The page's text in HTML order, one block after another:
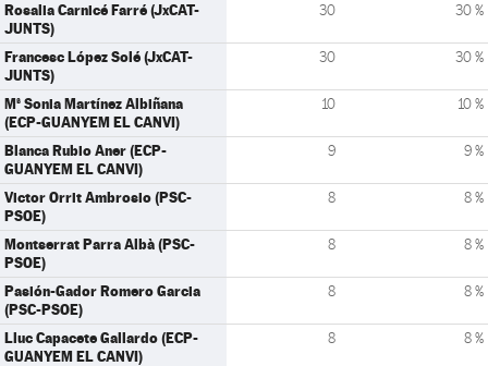
Rosalia Carnicé Farré (JxCAT-
JUNTS)
30 30 %
Francesc López Solé (JxCAT-
JUNTS)
30 30 %
Mª Sonia Martínez Albiñana
(ECP-GUANYEM EL CANVI)
10 10 %
Blanca Rubio Aner (ECP-
GUANYEM EL CANVI)
9 9 %
Victor Orrit Ambrosio (PSC-
PSOE)
8 8 %
Montserrat Parra Albà (PSC-
PSOE)
8 8 %
Pasión-Gador Romero Garcia
(PSC-PSOE)
8 8 %
Lluc Capacete Gallardo (ECP-
GUANYEM EL CANVI)
8 8 %